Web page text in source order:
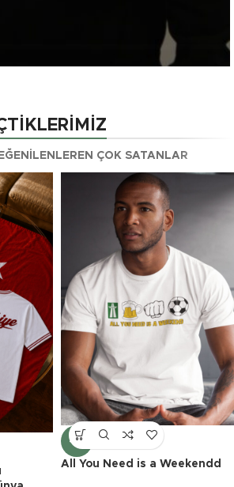
Ürünler İle
Üzeriniz'de
EN ÇOK SATANLAR
-9%
All You Need is a Weekendd